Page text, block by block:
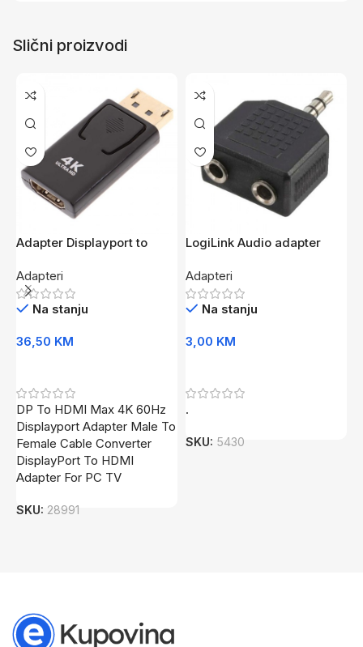
Slični proizvodi
Adapter Displayport to
Adapteri
Na stanju
36,50 KM
DP To HDMI Max 4K 60Hz
Displayport Adapter Male To
Female Cable Converter
DisplayPort To HDMI
Adapter For PC TV
SKU: 28991
LogiLink Audio adapter
CA1002
Adapteri
Na stanju
3,00 KM
.
SKU: 5430